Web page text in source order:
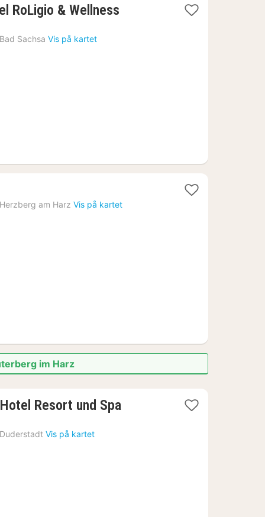
RoLigio & Wellness
Bad Sachsa Vis på kartet
Herzberg am Harz Vis på kartet
im Harz
Resort und Spa
Duderstadt Vis på kartet